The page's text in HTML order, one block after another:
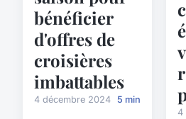
bénéficier
d'offres de
croisières
imbattables
4 décembre 2024 5 min
4